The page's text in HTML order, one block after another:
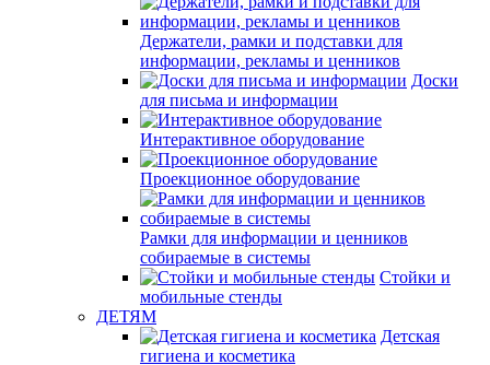
Держатели, рамки и подставки для
информации, рекламы и ценников
Доски
для письма и информации
Интерактивное оборудование
Проекционное оборудование
Рамки для информации и ценников
собираемые в системы
Стойки и
мобильные стенды
ДЕТЯМ
Детская
гигиена и косметика